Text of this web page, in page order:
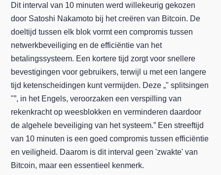
Dit interval van 10 minuten werd willekeurig gekozen
door Satoshi Nakamoto bij het creëren van Bitcoin. De
doeltijd tussen elk blok vormt een compromis tussen
netwerkbeveiliging en de efficiëntie van het
betalingssysteem. Een kortere tijd zorgt voor snellere
bevestigingen voor gebruikers, terwijl u met een langere
tijd ketenscheidingen kunt vermijden. Deze „" splitsingen
"”, in het Engels, veroorzaken een verspilling van
rekenkracht op weesblokken en verminderen daardoor
de algehele beveiliging van het systeem.” Een streeftijd
van 10 minuten is een goed compromis tussen efficiëntie
en veiligheid. Daarom is dit interval geen 'zwakte' van
Bitcoin, maar een essentieel kenmerk.